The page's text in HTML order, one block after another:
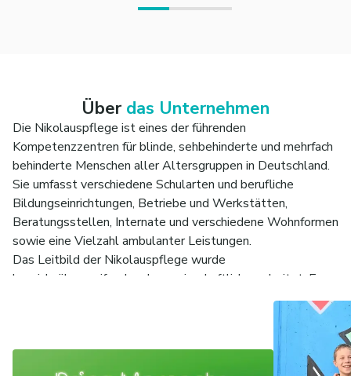
Über das Unternehmen
Die Nikolauspflege ist eines der führenden
Kompetenzzentren für blinde, sehbehinderte und mehrfach
behinderte Menschen aller Altersgruppen in Deutschland.
Sie umfasst verschiedene Schularten und berufliche
Bildungseinrichtungen, Betriebe und Werkstätten,
Beratungsstellen, Internate und verschiedene Wohnformen
sowie eine Vielzahl ambulanter Leistungen.
Das Leitbild der Nikolauspflege wurde
bereichsübergreifend und gemeinschaftlich erarbeitet. Es
benennt die Grundwerte der Stiftung und zeigt unser
Leitmotiv „Den Menschen sehen.“ beschreibt die Haltung,
mit der wir unsere gemeinsame Aufgabe erfüllen.